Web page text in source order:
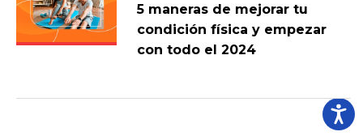
5 maneras de mejorar tu
condición física y empezar
con todo el 2024